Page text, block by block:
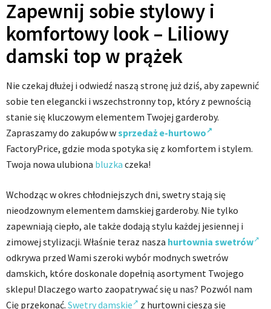
Zapewnij sobie stylowy i
komfortowy look – Liliowy
damski top w prążek
Nie czekaj dłużej i odwiedź naszą stronę już dziś, aby zapewnić
sobie ten elegancki i wszechstronny top, który z pewnością
stanie się kluczowym elementem Twojej garderoby.
Zapraszamy do zakupów wsprzedaż e-hurtowo
FactoryPrice, gdzie moda spotyka się z komfortem i stylem.
Twoja nowa ulubiona bluzka czeka!
Wchodząc w okres chłodniejszych dni, swetry stają się
nieodzownym elementem damskiej garderoby. Nie tylko
zapewniają ciepło, ale także dodają stylu każdej jesiennej i
zimowej stylizacji. Właśnie teraz nasza hurtownia swetrów
odkrywa przed Wami szeroki wybór modnych swetrów
damskich, które doskonale dopełnią asortyment Twojego
sklepu! Dlaczego warto zaopatrywać się u nas? Pozwól nam
Cię przekonać. Swetry damskie
z hurtowni cieszą się